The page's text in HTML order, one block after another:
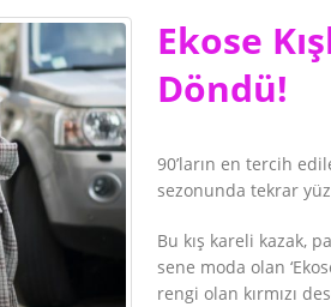
Ekose
Döndü!
90’ların en tercih
sezonunda tekrar
Bu kış kareli kazak,
sene moda olan
rengi olan kırmızı